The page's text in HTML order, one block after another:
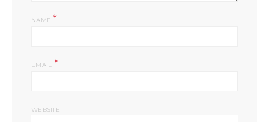
NAME*
EMAIL *
WEBSITE